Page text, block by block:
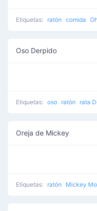
Etiquetas: ratón comida
Oso Derpido
Etiquetas: oso ratón rata
Oreja de Mickey
Etiquetas: ratón Mickey